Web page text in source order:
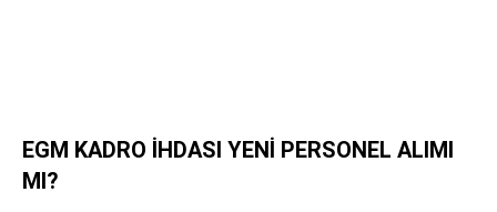
EGM KADRO İHDASI YENİ PERSONEL ALIMI
MI?